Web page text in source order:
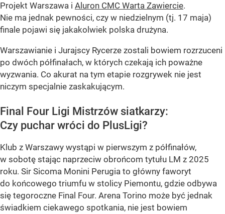
Projekt Warszawa i Aluron CMC Warta Zawiercie.
Nie ma jednak pewności, czy w niedzielnym (tj. 17 maja)
finale pojawi się jakakolwiek polska drużyna.
Warszawianie i Jurajscy Rycerze zostali bowiem rozrzuceni
po dwóch półfinałach, w których czekają ich poważne
wyzwania. Co akurat na tym etapie rozgrywek nie jest
niczym specjalnie zaskakującym.
Final Four Ligi Mistrzów siatkarzy:
Czy puchar wróci do PlusLigi?
Klub z Warszawy wystąpi w pierwszym z półfinałów,
w sobotę stając naprzeciw obrońcom tytułu LM z 2025
roku. Sir Sicoma Monini Perugia to główny faworyt
do końcowego triumfu w stolicy Piemontu, gdzie odbywa
się tegoroczne Final Four. Arena Torino może być jednak
świadkiem ciekawego spotkania, nie jest bowiem